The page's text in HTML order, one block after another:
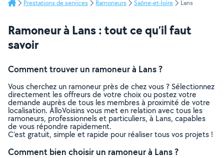
Prestations de services Ramoneurs Saône-et-loire Lans
Ramoneur à Lans : tout ce qu’il faut
savoir
Comment trouver un ramoneur à Lans ?
Vous cherchez un ramoneur près de chez vous ? Sélectionnez
directement les offreurs de votre choix ou postez votre
demande auprès de tous les membres à proximité de votre
localisation. AlloVoisins vous met en relation avec tous les
ramoneurs, professionnels et particuliers, à Lans, capables
de vous répondre rapidement.
C’est gratuit, simple et rapide pour réaliser tous vos projets !
Comment bien choisir un ramoneur à Lans ?